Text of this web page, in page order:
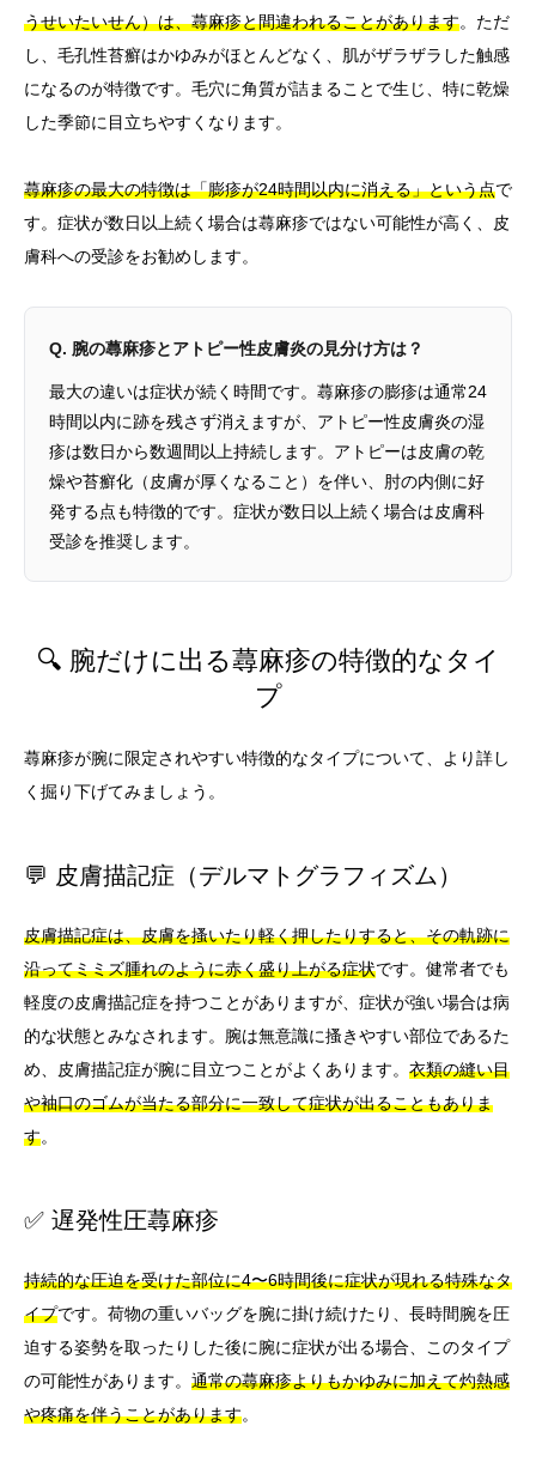
うせいたいせん）は、蕁麻疹と間違われることがあります。ただ
し、毛孔性苔癬はかゆみがほとんどなく、肌がザラザラした触感
になるのが特徴です。毛穴に角質が詰まることで生じ、特に乾燥
した季節に目立ちやすくなります。
蕁麻疹の最大の特徴は「膨疹が24時間以内に消える」という点で
す。症状が数日以上続く場合は蕁麻疹ではない可能性が高く、皮
膚科への受診をお勧めします。
Q. 腕の蕁麻疹とアトピー性皮膚炎の見分け方は？
最大の違いは症状が続く時間です。蕁麻疹の膨疹は通常24
時間以内に跡を残さず消えますが、アトピー性皮膚炎の湿
疹は数日から数週間以上持続します。アトピーは皮膚の乾
燥や苔癬化（皮膚が厚くなること）を伴い、肘の内側に好
発する点も特徴的です。症状が数日以上続く場合は皮膚科
受診を推奨します。
🔍 腕だけに出る蕁麻疹の特徴的なタイ
プ
蕁麻疹が腕に限定されやすい特徴的なタイプについて、より詳し
く掘り下げてみましょう。
💬 皮膚描記症（デルマトグラフィズム）
皮膚描記症は、皮膚を搔いたり軽く押したりすると、その軌跡に
沿ってミミズ腫れのように赤く盛り上がる症状です。健常者でも
軽度の皮膚描記症を持つことがありますが、症状が強い場合は病
的な状態とみなされます。腕は無意識に搔きやすい部位であるた
め、皮膚描記症が腕に目立つことがよくあります。 衣類の縫い目
や袖口のゴムが当たる部分に一致して症状が出ることもありま
す。
✅ 遅発性圧蕁麻疹
持続的な圧迫を受けた部位に4〜6時間後に症状が現れる特殊なタ
イプです。荷物の重いバッグを腕に掛け続けたり、長時間腕を圧
迫する姿勢を取ったりした後に腕に症状が出る場合、このタイプ
の可能性があります。 通常の蕁麻疹よりもかゆみに加えて灼熱感
や疼痛を伴うことがあります。